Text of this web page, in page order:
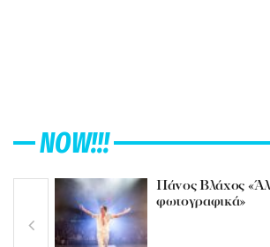
NOW!!!
Πάνος Βλάχος
φωτογραφικά»